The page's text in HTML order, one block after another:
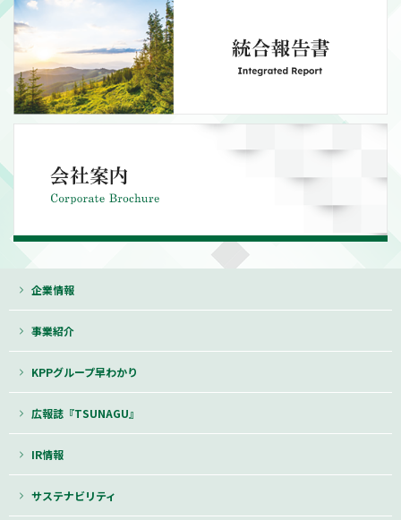
企業情報
事業紹介
KPPグループ早わかり
広報誌『TSUNAGU』
IR情報
サステナビリティ